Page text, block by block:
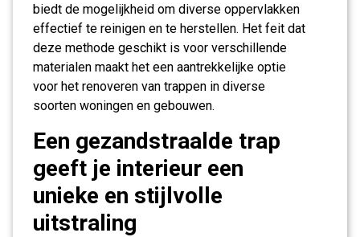
biedt de mogelijkheid om diverse oppervlakken
effectief te reinigen en te herstellen. Het feit dat
deze methode geschikt is voor verschillende
materialen maakt het een aantrekkelijke optie
voor het renoveren van trappen in diverse
soorten woningen en gebouwen.
Een gezandstraalde trap
geeft je interieur een
unieke en stijlvolle
uitstraling